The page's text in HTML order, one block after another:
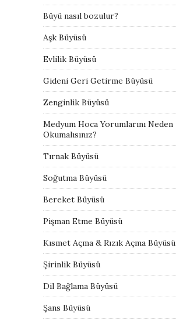
Büyü nasıl bozulur?
Aşk Büyüsü
Evlilik Büyüsü
Gideni Geri Getirme Büyüsü
Zenginlik Büyüsü
Medyum Hoca Yorumlarını Neden
Okumalısınız?
Tırnak Büyüsü
Soğutma Büyüsü
Bereket Büyüsü
Pişman Etme Büyüsü
Kısmet Açma & Rızık Açma Büyüsü
Şirinlik Büyüsü
Dil Bağlama Büyüsü
Şans Büyüsü